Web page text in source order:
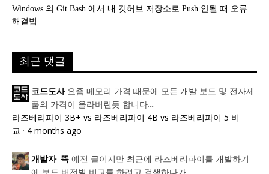
Windows 의 Git Bash 에서 내 깃허브 저장소로 Push 안될 때 오류
해결법
최근 댓글
코드도사 요즘 메모리 가격 때문에 모든 개발 보드 및 전자제
품의 가격이 올라버린듯 합니다....
라즈베리파이 3B+ vs 라즈베리파이 4B vs 라즈베리파이 5 비
교 · 4 months ago
개발자_뜩 예전 글이지만 최근에 라즈베리파이를 개발하기